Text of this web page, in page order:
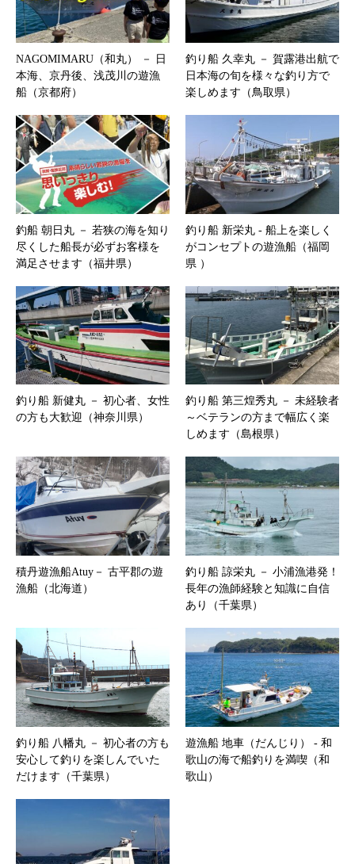
NAGOMIMARU（和丸） － 日
本海、京丹後、浅茂川の遊漁
船（京都府）
釣り船 久幸丸 － 賀露港出航で
日本海の旬を様々な釣り方で
楽しめます（鳥取県）
釣船 朝日丸 － 若狭の海を知り
尽くした船長が必ずお客様を
満足させます（福井県）
釣り船 新栄丸 ‐ 船上を楽しく
がコンセプトの遊漁船（福岡
県 ）
釣り船 新健丸 － 初心者、女性
の方も大歓迎（神奈川県）
釣り船 第三煌秀丸 － 未経験者
～ベテランの方まで幅広く楽
しめます（島根県）
積丹遊漁船Atuy－ 古平郡の遊
漁船（北海道）
釣り船 諒栄丸 － 小浦漁港発！
長年の漁師経験と知識に自信
あり（千葉県）
釣り船 八幡丸 － 初心者の方も
安心して釣りを楽しんでいた
だけます（千葉県）
遊漁船 地車（だんじり） ‐ 和
歌山の海で船釣りを満喫（和
歌山）